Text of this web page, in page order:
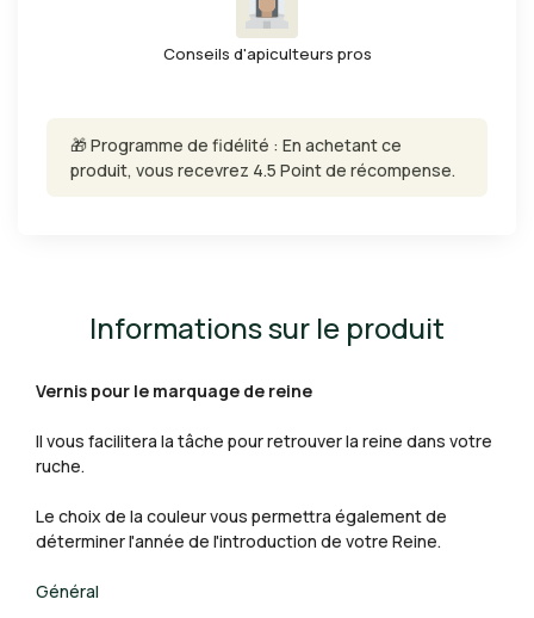
Conseils d'apiculteurs pros
🎁 Programme de fidélité : En achetant ce
produit, vous recevrez 4.5 Point de récompense.
Informations sur le produit
Vernis pour le marquage de reine
Il vous facilitera la tâche pour retrouver la reine dans votre
ruche.
Le choix de la couleur vous permettra également de
déterminer l'année de l'introduction de votre Reine.
Général